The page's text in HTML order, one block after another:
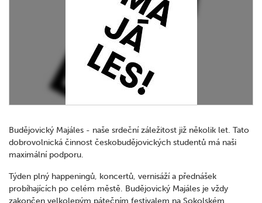
Budějovický Majáles - naše srdeční záležitost již několik let. Tato
dobrovolnická činnost českobudějovických studentů má naši
maximální podporu.
Týden plný happeningů, koncertů, vernisáží a přednášek
probíhajících po celém městě. Budějovický Majáles je vždy
zakončen velkolepým pátečním festivalem na Sokolském